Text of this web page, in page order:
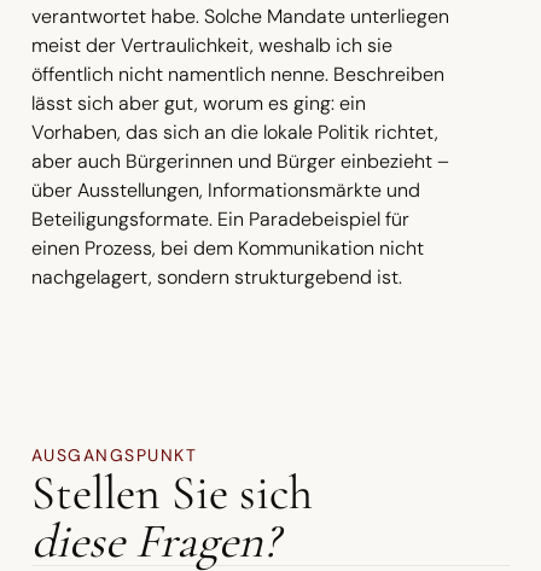
verantwortet habe. Solche Mandate unterliegen
meist der Vertraulichkeit, weshalb ich sie
öffentlich nicht namentlich nenne. Beschreiben
lässt sich aber gut, worum es ging: ein
Vorhaben, das sich an die lokale Politik richtet,
aber auch Bürgerinnen und Bürger einbezieht –
über Ausstellungen, Informationsmärkte und
Beteiligungsformate. Ein Paradebeispiel für
einen Prozess, bei dem Kommunikation nicht
nachgelagert, sondern strukturgebend ist.
AUSGANGSPUNKT
Stellen Sie sich
diese Fragen?